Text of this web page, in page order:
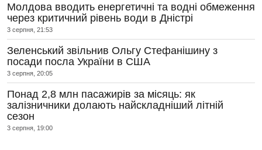
Молдова вводить енергетичні та водні обмеження
через критичний рівень води в Дністрі
3 серпня, 21:53
Зеленський звільнив Ольгу Стефанішину з
посади посла України в США
3 серпня, 20:05
Понад 2,8 млн пасажирів за місяць: як
залізничники долають найскладніший літній
сезон
3 серпня, 19:00